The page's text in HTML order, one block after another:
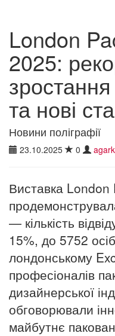
London
2025:
зростання
та нові
Новини поліграфії
23.10.2025 0
Виставка
— кількість
15%, до 5752
лондонському
професіоналів
дизайнерської
обговорювали
майбутнє